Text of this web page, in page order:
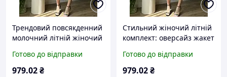
Трендовий повсякденний
молочний літній жіночий
оверсайз жакет і шорти
40-42 likes-135438
Готово до відправки
979.02₴
Стильний жіночий літній
комплект: оверсайз жакет
молочного кольору 40-42
likes-353202
Готово до відправки
979.02₴